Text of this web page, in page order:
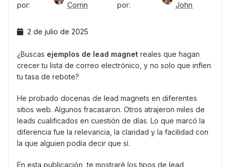
por:
Corrin
por:
John
2 de julio de 2025
¿Buscas ejemplos de lead magnet reales que hagan
crecer tu lista de correo electrónico, y no solo que inflen
tu tasa de rebote?
He probado docenas de lead magnets en diferentes
sitios web. Algunos fracasaron. Otros atrajeron miles de
leads cualificados en cuestión de días. Lo que marcó la
diferencia fue la relevancia, la claridad y la facilidad con
la que alguien podía decir que sí.
En esta publicación, te mostraré los tipos de lead